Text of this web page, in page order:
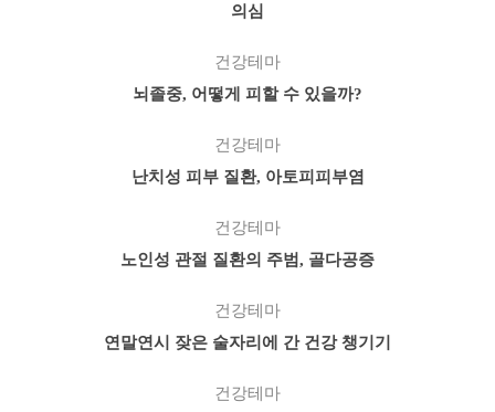
의심
건강테마
뇌졸중, 어떻게 피할 수 있을까?
건강테마
난치성 피부 질환, 아토피피부염
건강테마
노인성 관절 질환의 주범, 골다공증
건강테마
연말연시 잦은 술자리에 간 건강 챙기기
건강테마